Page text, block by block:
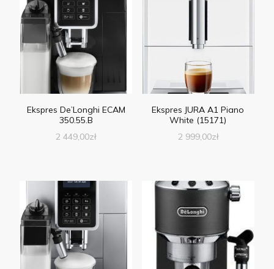
Ekspres De’Longhi ECAM
350.55.B
2 449,00zł
Ekspres JURA A1 Piano
White (15171)
2 999,00zł